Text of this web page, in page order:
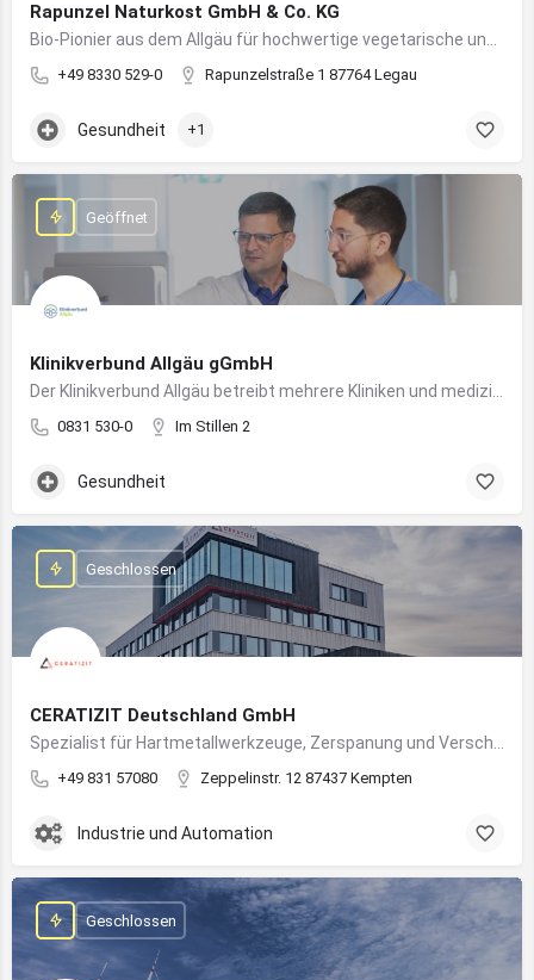
Rapunzel Naturkost GmbH & Co. KG
+49 8330 529-0 Rapunzelstraße 1 87764 Legau
Gesundheit +1
Klinikverbund Allgäu gGmbH
0831 530-0 Im Stillen 2
Geöffnet
Gesundheit
CERATIZIT Deutschland GmbH
+49 831 57080 Zeppelinstr. 12 87437 Kempten
Geschlossen
Industrie und Automation
Geschlossen